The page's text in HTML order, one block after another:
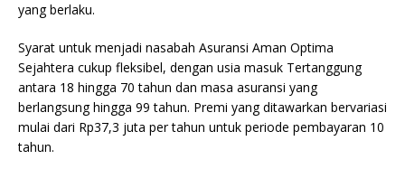
yang berlaku.
Syarat untuk menjadi nasabah Asuransi Aman Optima
Sejahtera cukup fleksibel, dengan usia masuk Tertanggung
antara 18 hingga 70 tahun dan masa asuransi yang
berlangsung hingga 99 tahun. Premi yang ditawarkan bervariasi
mulai dari Rp37,3 juta per tahun untuk periode pembayaran 10
tahun.